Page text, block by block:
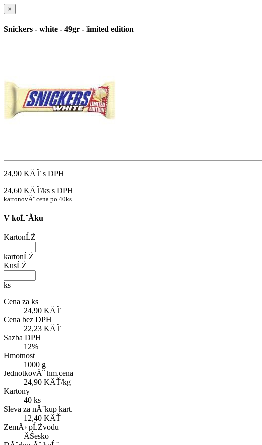
×
Snickers - white - 49gr - limited edition
24,90 KÄŤ s DPH
24,60 KÄŤ/ks s DPH
kartonovĂˇ cena po 40ks
V koĹˇĂ­ku
KartonĹŻ
kartonĹŻ
KusĹŻ
ks
Cena za ks
24,90 KÄŤ
Cena bez DPH
22,23 KÄŤ
Sazba DPH
12%
Hmotnost
1000 g
JednotkovĂˇ hm.cena
24,90 KÄŤ/kg
Kartony
40 ks
Sleva za nĂˇkup kart.
12,40 KÄŤ
ZemÄ› pĹŻvodu
ÄŚesko